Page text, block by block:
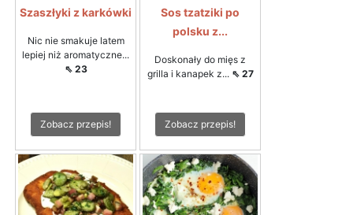
Szaszłyki z karkówki
Nic nie smakuje latem
lepiej niż aromatyczne...
⇖ 23
Zobacz przepis!
Sos tzatziki po
polsku z...
Doskonały do mięs z
grilla i kanapek z... ⇖ 27
Zobacz przepis!